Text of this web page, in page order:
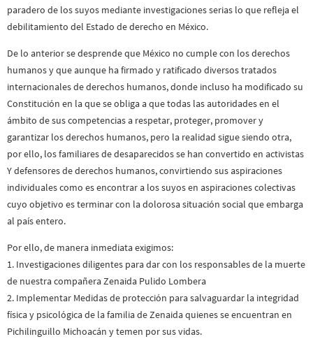
paradero de los suyos mediante investigaciones serias lo que refleja el
debilitamiento del Estado de derecho en México.
De lo anterior se desprende que México no cumple con los derechos
humanos y que aunque ha firmado y ratificado diversos tratados
internacionales de derechos humanos, donde incluso ha modificado su
Constitución en la que se obliga a que todas las autoridades en el
ámbito de sus competencias a respetar, proteger, promover y
garantizar los derechos humanos, pero la realidad sigue siendo otra,
por ello, los familiares de desaparecidos se han convertido en activistas
Y defensores de derechos humanos, convirtiendo sus aspiraciones
individuales como es encontrar a los suyos en aspiraciones colectivas
cuyo objetivo es terminar con la dolorosa situación social que embarga
al país entero.
Por ello, de manera inmediata exigimos:
1. Investigaciones diligentes para dar con los responsables de la muerte
de nuestra compañera Zenaida Pulido Lombera
2. Implementar Medidas de protección para salvaguardar la integridad
física y psicológica de la familia de Zenaida quienes se encuentran en
Pichilinguillo Michoacán y temen por sus vidas.